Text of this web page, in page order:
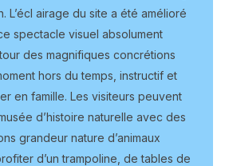
L’écl airage du site a été amélioré
spectacle visuel absolument
des magnifiques concrétions
hors du temps, instructif et
en famille. Les visiteurs peuvent
d’histoire naturelle avec des
grandeur nature d’animaux
d’un trampoline, de tables de